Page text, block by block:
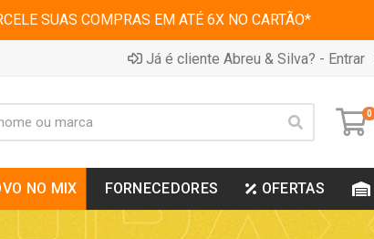
SUAS COMPRAS EM ATÉ 6X NO CARTÃO*
Já é cliente Abreu & Silva? - Entrar
0
NO MIX FORNECEDORES OFERTAS